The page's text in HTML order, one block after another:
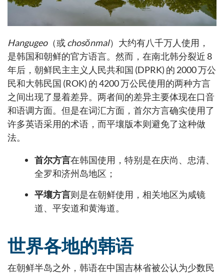
Hangugeo（或chosŏnmal）大约有八千万人使用，
是韩国和朝鲜的官方语言。然而，在南北韩分裂近 8
年后，朝鲜民主主义人民共和国 (DPRK) 的 2000 万公
民和大韩民国 (ROK) 的 4200 万公民使用的两种方言
之间出现了显着差异。两者间的差异主要体现在口音
和语调方面。但是在词汇方面，首尔方言确实使用了
许多英语采用的术语，而平壤版本则避免了这种做
法。
首尔方言在韩国使用，特别是在庆尚、忠清、
全罗和济州岛地区；
平壤方言则是在朝鲜使用，相关地区为咸镜
道、平安道和黄海道。
世界各地的韩语
在朝鲜半岛之外，韩语在中国吉林省被公认为少数民